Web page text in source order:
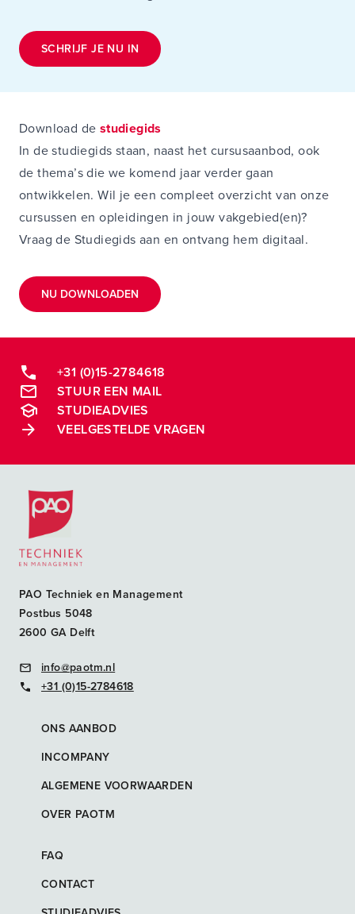
SCHRIJF JE NU IN
Download de studiegids
In de studiegids staan, naast het cursusaanbod, ook
de thema’s die we komend jaar verder gaan
ontwikkelen. Wil je een compleet overzicht van onze
cursussen en opleidingen in jouw vakgebied(en)?
Vraag de Studiegids aan en ontvang hem digitaal.
NU DOWNLOADEN
+31 (0)15-2784618
STUUR EEN MAIL
STUDIEADVIES
VEELGESTELDE VRAGEN
Postacademische cursussen, leergangen en opleidingen
PAO Techniek en Management
Postbus 5048
2600 GA Delft
info@paotm.nl
+31 (0)15-2784618
ONS AANBOD
INCOMPANY
ALGEMENE VOORWAARDEN
OVER PAOTM
FAQ
CONTACT